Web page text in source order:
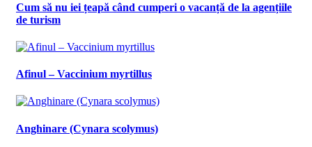
Cum să nu iei țeapă când cumperi o vacanță de la agențiile
de turism
Afinul – Vaccinium myrtillus
Anghinare (Cynara scolymus)